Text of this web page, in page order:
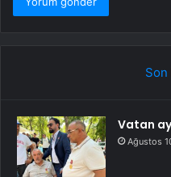
Son
Vatan
Ağustos